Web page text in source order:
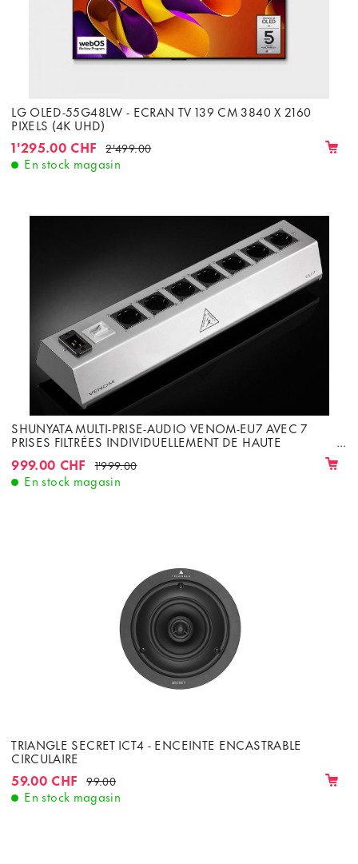
LG OLED-55G48LW - ECRAN TV 139 CM 3840 X 2160
PIXELS (4K UHD)
1'295.00 CHF 2'499.00
En stock magasin
SHUNYATA MULTI-PRISE-AUDIO VENOM-EU7 AVEC 7
PRISES FILTRÉES INDIVIDUELLEMENT DE HAUTE
999.00 CHF 1'999.00
En stock magasin
TRIANGLE SECRET ICT4 - ENCEINTE ENCASTRABLE
CIRCULAIRE
59.00 CHF 99.00
En stock magasin